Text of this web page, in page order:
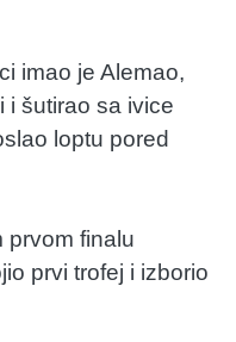
imao je Alemao,
i šutirao sa ivice
loptu pored
prvom finalu
prvi trofej i izborio